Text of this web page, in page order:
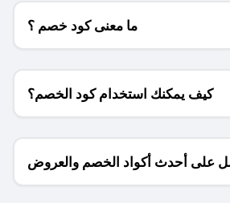
ما معنى كود خصم ؟
كيف يمكنك استخدام كود الخصم؟
على أحدث أكواد الخصم والعروض
للمتاجر؟